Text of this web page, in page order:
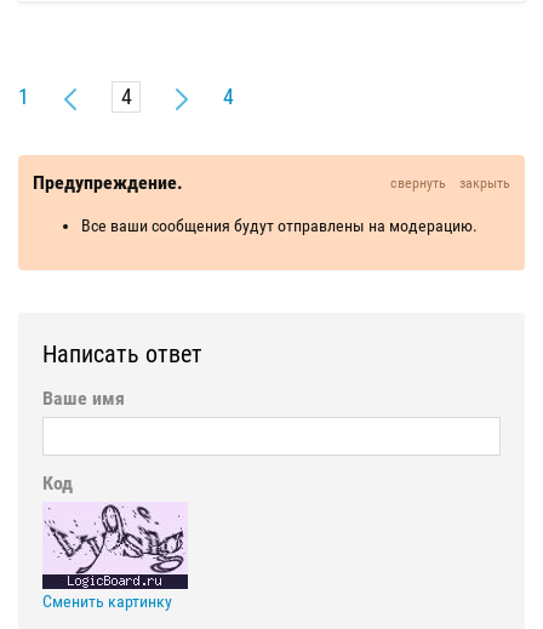
1 4
Предупреждение. свернуть закрыть
Все ваши сообщения будут отправлены на модерацию.
Написать ответ
Ваше имя
Код
Сменить картинку